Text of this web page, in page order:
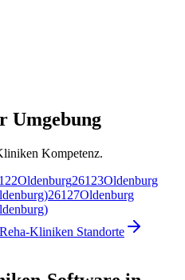
Umgebung
Kompetenz.
Oldenburg26123Oldenburg
26127Oldenburg
Reha-Kliniken Standorte